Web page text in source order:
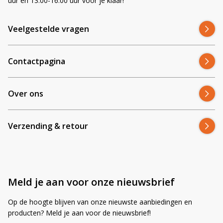
Veelgestelde vragen
Contactpagina
Over ons
Verzending & retour
Meld je aan voor onze nieuwsbrief
Op de hoogte blijven van onze nieuwste aanbiedingen en
producten? Meld je aan voor de nieuwsbrief!